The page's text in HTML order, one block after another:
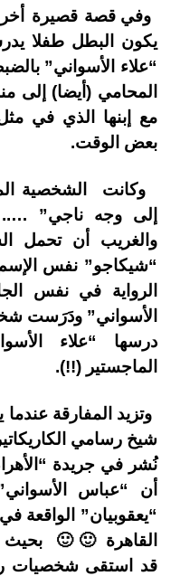
وفي قصة قصيرة
يكون البطل طفلا
“علاء الأسواني”
المحامي (أيضا) إلى
مع إبنها الذي في
بعض الوقت.
وكانت الشخصية
إلى وجه ناجي”
والغريب أن تحمل
“شيكاجو” نفس
الرواية في نفس
الأسواني” ودَرَست
درسها “علاء
الماجستير (!!).
وتزيد المفارقة
شيخ رسامي
أن “عباس
“يعقوبيان”
القاهرة 🙂 🙂 بحيث
قد استقى شخصيات